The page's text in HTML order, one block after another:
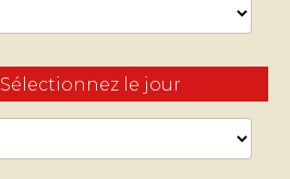
Sélectionnez le jour